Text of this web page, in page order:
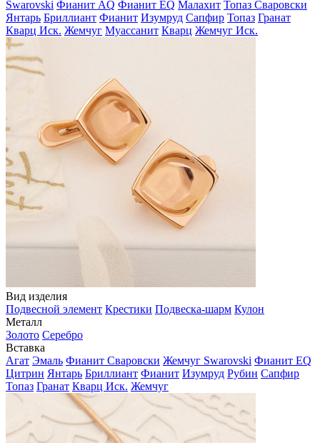
Swarovski Фианит AQ Фианит EQ Малахит Топаз Сваровски
Янтарь Бриллиант Фианит Изумруд Сапфир Топаз Гранат
Кварц Иск. Жемчуг Муассанит Кварц Жемчуг Иск.
Вид изделия
Подвесной элемент Крестики Подвеска-шарм Кулон
Металл
Золото Серебро
Вставка
Агат Эмаль Фианит Сваровски Жемчуг Swarovski Фианит EQ
Цитрин Янтарь Бриллиант Фианит Изумруд Рубин Сапфир
Топаз Гранат Кварц Иск. Жемчуг